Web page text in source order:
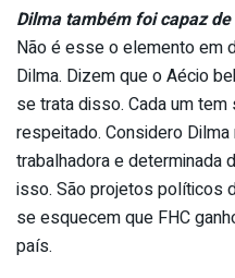
Dilma também foi capaz
Não é esse o elemento em
Dilma. Dizem que o Aécio
se trata disso. Cada um
respeitado. Considero
trabalhadora e determinada
isso. São projetos políticos
se esquecem que FHC
país.